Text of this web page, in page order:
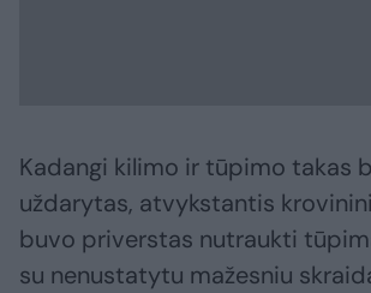
Kadangi kilimo ir tūpimo takas
uždarytas, atvykstantis
buvo priverstas nutraukti
su nenustatytu mažesniu